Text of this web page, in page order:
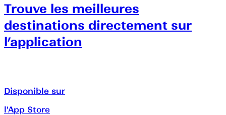
Trouve les meilleures
destinations directement sur
l’application
Disponible sur
l'App Store